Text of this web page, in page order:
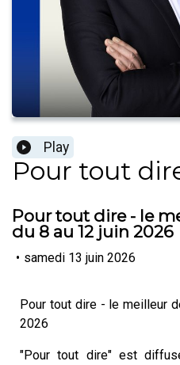
Play
Pour tout
Pour tout dire - le
du 8 au 12 juin 2026
• samedi 13 juin 2026
Pour tout dire - le meilleur
2026
"Pour tout dire" est